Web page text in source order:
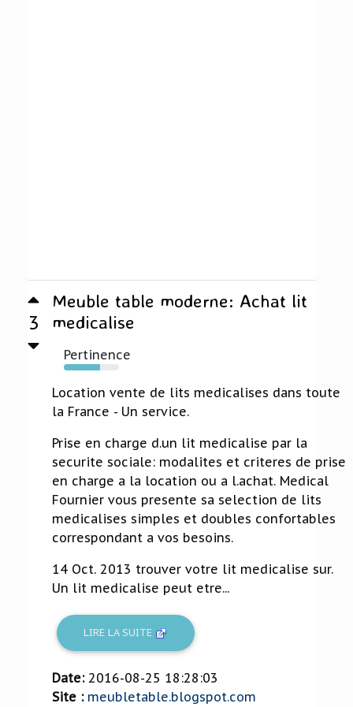
3
Meuble table moderne: Achat lit
medicalise
Pertinence
65%
Location vente de lits medicalises dans toute
la France - Un service.
Prise en charge d.un lit medicalise par la
securite sociale: modalites et criteres de prise
en charge a la location ou a l.achat. Medical
Fournier vous presente sa selection de lits
medicalises simples et doubles confortables
correspondant a vos besoins.
14 Oct. 2013 trouver votre lit medicalise sur.
Un lit medicalise peut etre...
LIRE LA SUITE
Date: 2016-08-25 18:28:03
Site : meubletable.blogspot.com